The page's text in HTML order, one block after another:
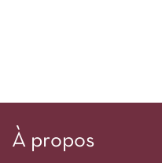
À propos